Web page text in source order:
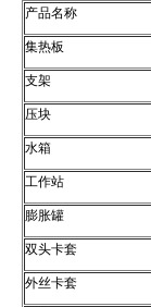
产品名称
集热板
支架
压块
水箱
工作站
膨胀罐
双头卡套
外丝卡套